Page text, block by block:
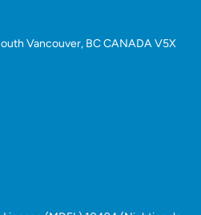
Vancouver, BC CANADA V5X